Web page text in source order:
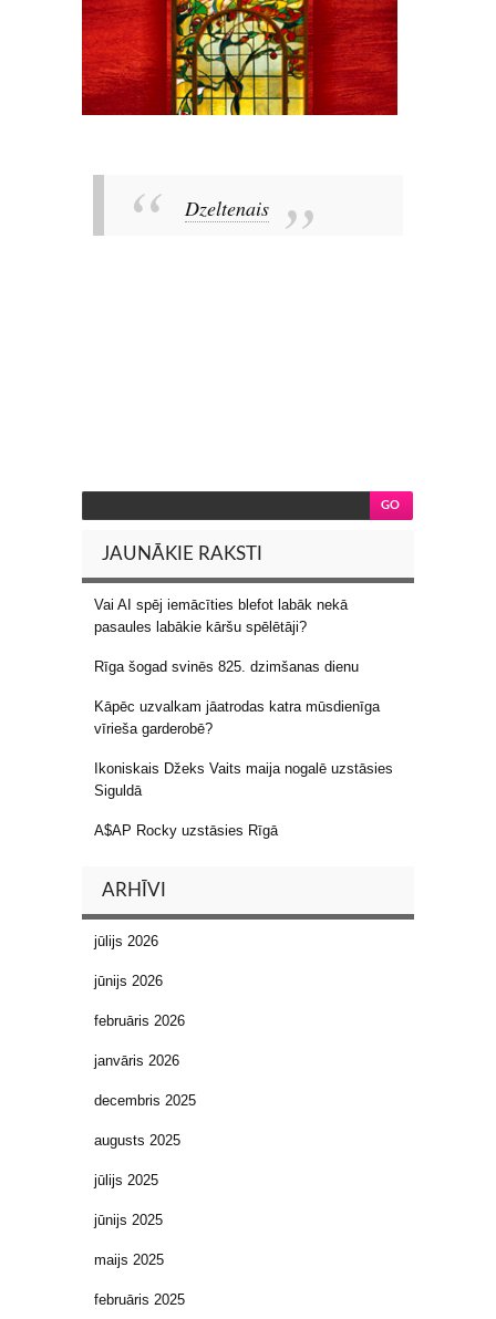
Dzeltenais
JAUNĀKIE RAKSTI
Vai AI spēj iemācīties blefot labāk nekā
pasaules labākie kāršu spēlētāji?
Rīga šogad svinēs 825. dzimšanas dienu
Kāpēc uzvalkam jāatrodas katra mūsdienīga
vīrieša garderobē?
Ikoniskais Džeks Vaits maija nogalē uzstāsies
Siguldā
A$AP Rocky uzstāsies Rīgā
ARHĪVI
jūlijs 2026
jūnijs 2026
februāris 2026
janvāris 2026
decembris 2025
augusts 2025
jūlijs 2025
jūnijs 2025
maijs 2025
februāris 2025